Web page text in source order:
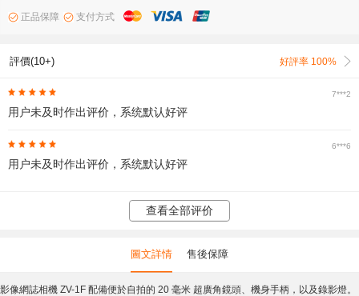
正品保障 支付方式
評價(10+) 好評率 100%
7***2
用户未及时作出评价，系统默认好评
6***6
用户未及时作出评价，系统默认好评
查看全部评价
圖文詳情 售後保障
影像網誌相機 ZV-1F 配備便於自拍的 20 毫米 超廣角鏡頭、機身手柄，以及錄影燈。